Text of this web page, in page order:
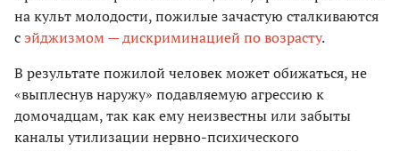
на культ молодости, пожилые зачастую сталкиваются
сэйджизмом — дискриминацией по возрасту.
В результате пожилой человек может обижаться, не
«выплеснув наружу» подавляемую агрессию к
домочадцам, так как ему неизвестны или забыты
каналы утилизации нервно-психического